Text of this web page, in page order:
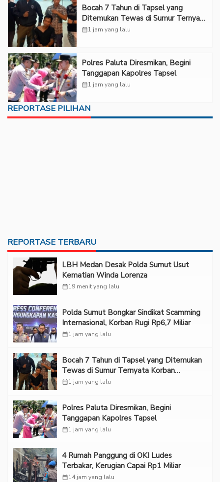
Bocah 7 Tahun di Tapsel yang
Ditemukan Tewas di Sumur Ternyata
Korban Kekerasan Seksual
calendar_month1 jam yang lalu
Polres Paluta Diresmikan, Begini
Tanggapan Kapolres Tapsel
calendar_month1 jam yang lalu
REPORTASE PILIHAN
REPORTASE TERBARU
LBH Medan Desak Polda Sumut Usut
Kematian Winda Lorenza
calendar_month19 menit yang lalu
Polda Sumut Bongkar Sindikat Scamming
Internasional, Korban Rugi Rp6,7 Miliar
calendar_month1 jam yang lalu
Bocah 7 Tahun di Tapsel yang Ditemukan
Tewas di Sumur Ternyata Korban
Kekerasan Seksual
calendar_month1 jam yang lalu
Polres Paluta Diresmikan, Begini
Tanggapan Kapolres Tapsel
calendar_month1 jam yang lalu
‎4 Rumah Panggung di OKI Ludes
Terbakar, Kerugian Capai Rp1 Miliar
calendar_month14 jam yang lalu